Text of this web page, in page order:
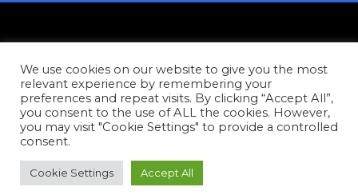
Copyright © 2026
Nous Contacter
FacebookInstagramYouTube
Tiktok
We use cookies on our website to give you the most
relevant experience by remembering your
preferences and repeat visits. By clicking “Accept All”,
you consent to the use of ALL the cookies. However,
you may visit "Cookie Settings" to provide a controlled
consent.
Cookie Settings Accept All